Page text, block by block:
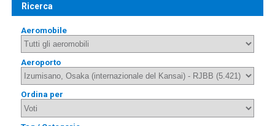
Ricerca
Aeromobile
Aeroporto
Ordina per